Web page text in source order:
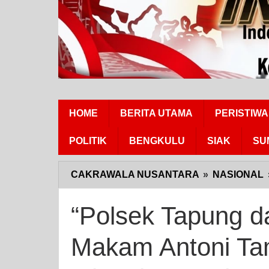
HOME BERITA UTAMA PERISTIWA
POLITIK BENGKULU SIAK
CAKRAWALA NUSANTARA » NASIONAL
“Polsek Tapung
Makam Antoni